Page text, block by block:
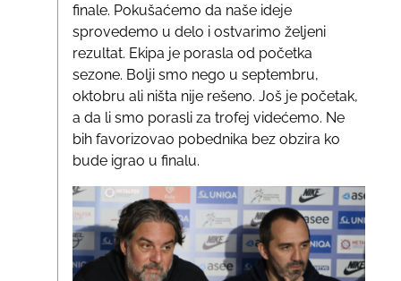
finale. Pokušaćemo da naše ideje
sprovedemo u delo i ostvarimo željeni
rezultat. Ekipa je porasla od početka
sezone. Bolji smo nego u septembru,
oktobru ali ništa nije rešeno. Još je početak,
a da li smo porasli za trofej videćemo. Ne
bih favorizovao pobednika bez obzira ko
bude igrao u finalu.